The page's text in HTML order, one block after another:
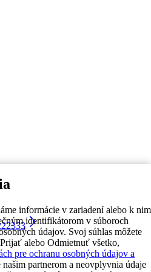
informácie v zariadení alebo k nim
identifikátorom v súboroch
údajov. Svoj súhlas môžete
alebo Odmietnuť všetko,
pre ochranu osobných údajov a
partnerom a neovplyvnia údaje